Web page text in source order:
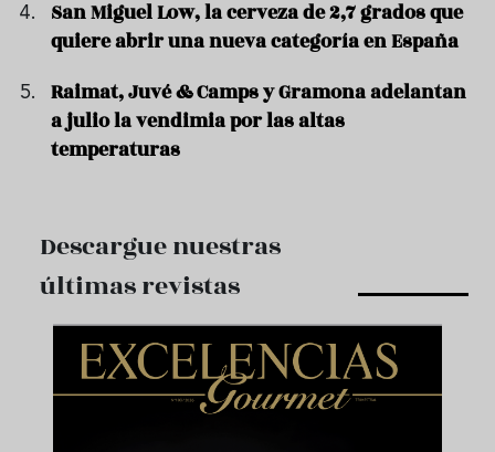
San Miguel Low, la cerveza de 2,7 grados que
quiere abrir una nueva categoría en España
Raimat, Juvé & Camps y Gramona adelantan
a julio la vendimia por las altas
temperaturas
Descargue nuestras
últimas revistas